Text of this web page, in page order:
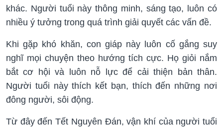
khác. Người tuổi này thông minh, sáng tạo, luôn có
nhiều ý tưởng trong quá trình giải quyết các vấn đề.
Khi gặp khó khăn, con giáp này luôn cố gắng suy
nghĩ mọi chuyện theo hướng tích cực. Họ giỏi nắm
bắt cơ hội và luôn nỗ lực để cải thiện bản thân.
Người tuổi này thích kết bạn, thích đến những nơi
đông người, sôi động.
Từ đây đến Tết Nguyên Đán, vận khí của người tuổi